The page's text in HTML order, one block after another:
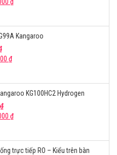
Kangaroo
₫
KG100HC2 Hydrogen
₫
₫
trực tiếp RO – Kiểu trên bàn